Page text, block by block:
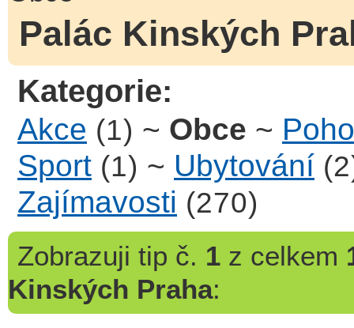
Palác Kinských
Kategorie:
Akce (1) ~ Obce ~
Sport (1) ~ Ubytování
Zajímavosti (270)
Zobrazuji tip č. 1z celkem
Kinských Praha: